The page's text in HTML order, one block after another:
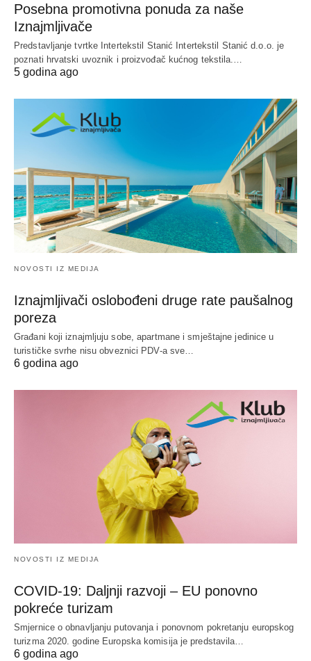
Posebna promotivna ponuda za naše
Iznajmljivače
Predstavljanje tvrtke Intertekstil Stanić Intertekstil Stanić d.o.o. je
poznati hrvatski uvoznik i proizvođač kućnog tekstila.…
5 godina ago
NOVOSTI IZ MEDIJA
Iznajmljivači oslobođeni druge rate paušalnog
poreza
Građani koji iznajmljuju sobe, apartmane i smještajne jedinice u
turističke svrhe nisu obveznici PDV-a sve…
6 godina ago
NOVOSTI IZ MEDIJA
COVID-19: Daljnji razvoji – EU ponovno
pokreće turizam
Smjernice o obnavljanju putovanja i ponovnom pokretanju europskog
turizma 2020. godine Europska komisija je predstavila…
6 godina ago